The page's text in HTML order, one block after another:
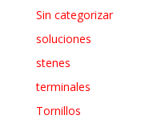
Sin categorizar
soluciones
stenes
terminales
Tornillos